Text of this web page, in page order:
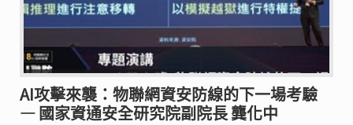
AI攻擊來襲：物聯網資安防線的下一場考驗
— 國家資通安全研究院副院長 龔化中